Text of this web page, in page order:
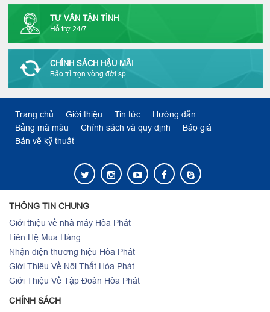
TƯ VẤN TẬN TÌNH
Hỗ trợ 24/7
CHÍNH SÁCH HẬU MÃI
Bảo trì trọn vòng đời sp
Trang chủ Giới thiệu Tin tức
Hướng dẫn
Bảng mã màu
Chính sách và quy định
Báo giá
Bản vẽ kỹ thuật
THÔNG TIN CHUNG
Giới thiệu về nhà máy Hòa Phát
Liên Hệ Mua Hàng
Nhận diện thương hiệu Hòa Phát
Giới Thiệu Về Nội Thất Hòa Phát
Giới Thiệu Về Tập Đoàn Hòa Phát
CHÍNH SÁCH